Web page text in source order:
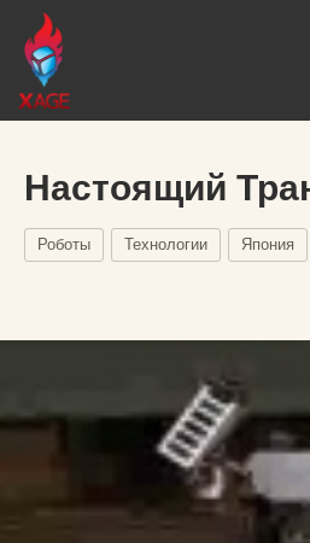
Настоящий
Роботы Технологии Япония